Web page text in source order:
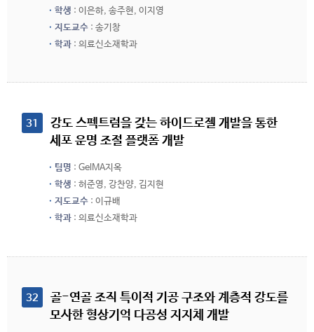
학생 : 이은하, 송주현, 이지영
지도교수 : 송기창
학과 : 의료신소재학과
31
강도 스펙트럼을 갖는 하이드로젤 개발을 통한
세포 운명 조절 플랫폼 개발
팀명 : GelMA지옥
학생 : 허준영, 강찬양, 김지현
지도교수 : 이규배
학과 : 의료신소재학과
32
골-연골 조직 특이적 기공 구조와 계층적 강도를
모사한 형상기억 다공성 지지체 개발